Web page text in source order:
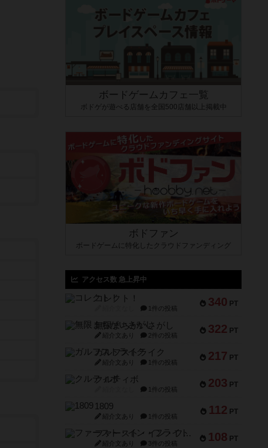
ボードゲームカフェ一覧
ボドゲが遊べる店舗を全国500店舗以上掲載中
ボドファン
ボードゲームに特化したクラウドファンディング
アクセス数 急上昇中
340 PT
コレクト！
1件の投稿
322 PT
無限まちがいさがし
紹介文あり 2件の投稿
217 PT
ガルフストライク
紹介文あり 1件の投稿
203 PT
クルティボ
1件の投稿
112 PT
1809
紹介文あり 1件の投稿
108 PT
ファースト・イン・フライト
紹介文あり 3件の投稿